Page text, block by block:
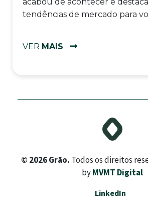
tendências de mercado para
VER MAIS
© 2026 Grão. Todos os direitos
byMVMT Digital
LinkedIn